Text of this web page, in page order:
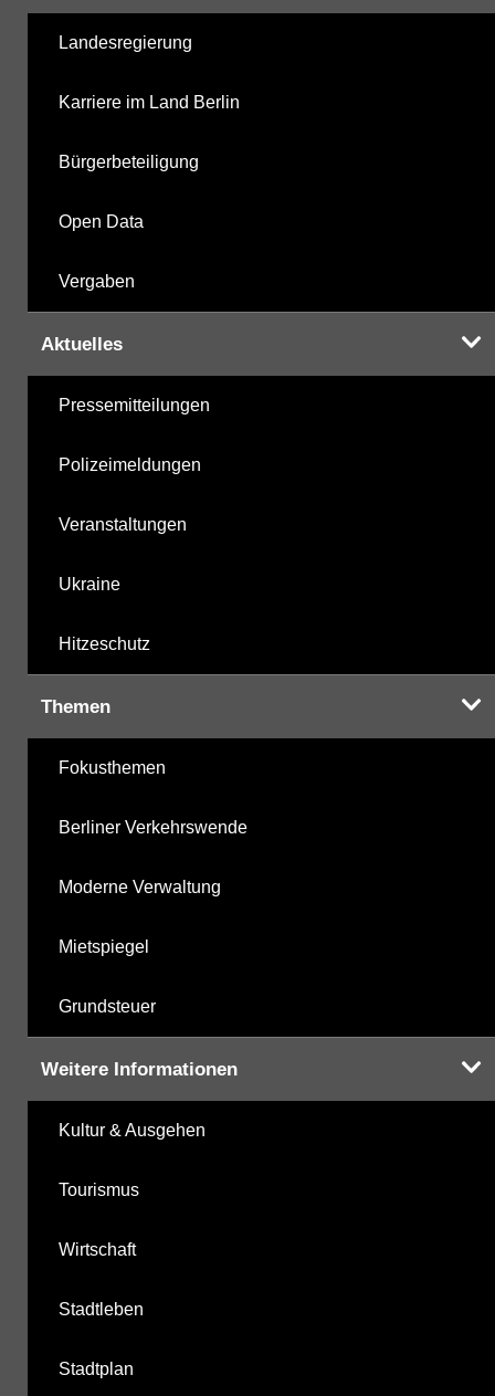
Landesregierung
Karriere im Land Berlin
Bürgerbeteiligung
Open Data
Vergaben
Aktuelles
Pressemitteilungen
Polizeimeldungen
Veranstaltungen
Ukraine
Hitzeschutz
Themen
Fokusthemen
Berliner Verkehrswende
Moderne Verwaltung
Mietspiegel
Grundsteuer
Weitere Informationen
Kultur & Ausgehen
Tourismus
Wirtschaft
Stadtleben
Stadtplan